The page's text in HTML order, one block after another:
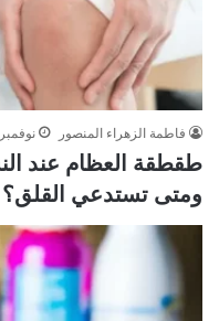
فاطمة الزهراء المنصور نوفمبر 22,
طقطقة العظام عند
ومتى تستدعي القلق؟